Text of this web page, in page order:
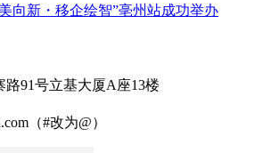
向新・移企绘智”亳州站成功举办
91号立基大厦A座13楼
（#改为@）